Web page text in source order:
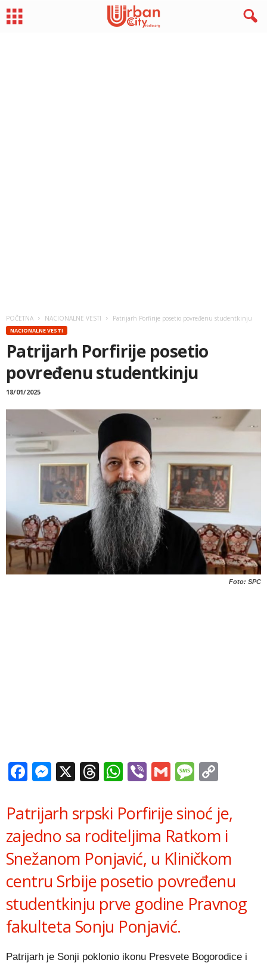
POČETNA NACIONALNE VESTI Patrijarh Porfirije posetio povređenu studentkinju
NACIONALNE VESTI
Patrijarh Porfirije posetio
povređenu studentkinju
18/01/2025
Foto: SPC
Facebook
Messenger
X Threads
WhatsApp
ViberGmail
Patrijarh srpski Porfirije sinoć je,
zajedno sa roditeljima Ratkom i
Snežanom Ponjavić, u Kliničkom
centru Srbije posetio povređenu
studentkinju prve godine Pravnog
fakulteta Sonju Ponjavić.
Patrijarh je Sonji poklonio ikonu Presvete Bogorodice i